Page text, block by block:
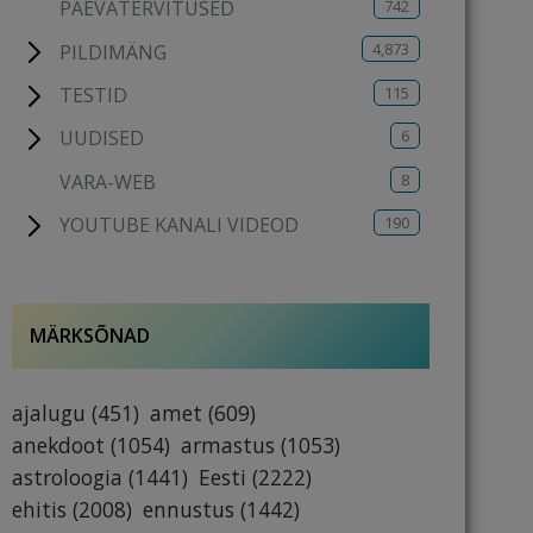
PÄEVATERVITUSED 742
PILDIMÄNG 4,873
TESTID 115
UUDISED 6
VARA-WEB 8
YOUTUBE KANALI VIDEOD 190
MÄRKSÕNAD
ajalugu (451) amet (609)
anekdoot (1054) armastus (1053)
astroloogia (1441) Eesti (2222)
ehitis (2008) ennustus (1442)